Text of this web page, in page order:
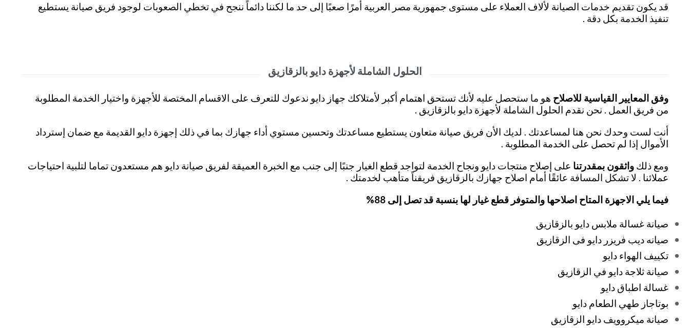
قد يكون تقديم خدمات الصيانة لألاف العملاء على مستوى جمهورية مصر العربية أمرًا صعبًا إلى حد ما لكننا دائماً ننجح في تخطي الصعوبات لوجود فريق صيانة يستطيع
تنفيذ الخدمة بكل دقة .
الحلول الشاملة لأجهزة دايو بالزقازيق
وفق المعايير القياسية للاصلاح هو ما ستحصل عليه لأنك تستحق اهتمام أكبر لأمتلاكك جهاز دايو ندعوك للتعرف على الاقسام المختصة للأجهزة واختيار الخدمة المطلوبة
من فريق العمل . نحن نقدم الحلول الشاملة لأجهزة دايو بالزقازيق .
أنت لست وحدك نحن هنا لمساعدتك . لديك الأن فريق صيانة متعاون يستطيع مساعدتك وتحسين مستوي أداء جهازك بما في ذلك إجهزة دايو القديمة مع ضمان إسترداد
الأموال إذا لم تحصل على الخدمة المطلوبة .
ومع ذلك واثقون بمقدرتنا على إصلاح منتجات دايو ونجاح الخدمة لتواجد قطع الغيار جنبًا إلى جنب مع الخبرة العميقة لفريق صيانة دايو هم مستعدون تماما لتلبية احتياجات
عملائنا . لا تشكل المسافة عائقًا أمام اصلاح جهازك بالزقازيق فريقناً متأهب لخدمتك .
فيما يلي الاجهزة المتاح اصلاحها والمتوفر قطع غيار لها بنسبة قد تصل إلى 88%
صيانة غسالة ملابس دايو بالزقازيق
صيانه ديب فريزر دايو فى الزقازيق
تكييف الهواء دايو
صيانة ثلاجة دايو في الزقازيق
غسالة اطباق دايو
بوتاجاز طهي الطعام دايو
صيانة ميكروويف دايو الزقازيق